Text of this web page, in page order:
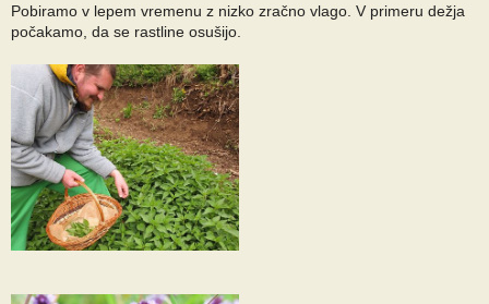
Pobiramo v lepem vremenu z nizko zračno vlago. V primeru dežja
počakamo, da se rastline osušijo.